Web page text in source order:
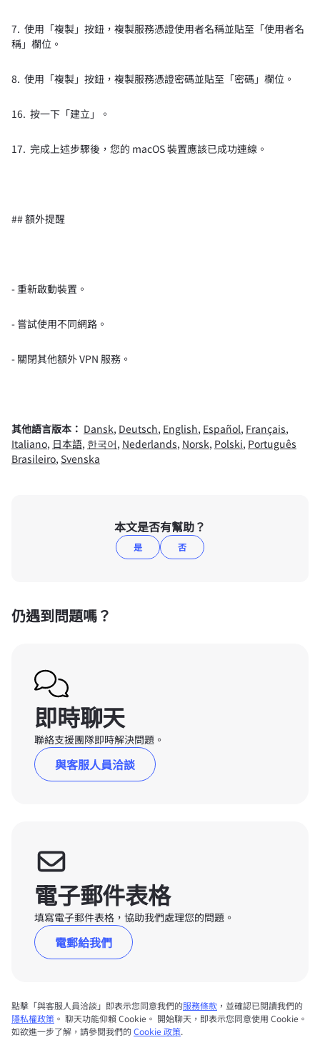
7. 使用「複製」按鈕，複製服務憑證使用者名稱並貼至「使用者名
稱」欄位。
8. 使用「複製」按鈕，複製服務憑證密碼並貼至「密碼」欄位。
16. 按一下「建立」。
17. 完成上述步驟後，您的 macOS 裝置應該已成功連線。
## 額外提醒
- 重新啟動裝置。
- 嘗試使用不同網路。
- 關閉其他額外 VPN 服務。
其他語言版本： Dansk, Deutsch, English, Español, Français,
Italiano, 日本語, 한국어, Nederlands, Norsk, Polski, Português
Brasileiro, Svenska
本文是否有幫助？
是 否
仍遇到問題嗎？
即時聊天
聯絡支援團隊即時解決問題。
與客服人員洽談
電子郵件表格
填寫電子郵件表格，協助我們處理您的問題。
電郵給我們
點擊「與客服人員洽談」即表示您同意我們的服務條款 ，並確認已閱讀我們的
隱私權政策 。 聊天功能仰賴 Cookie。 開始聊天，即表示您同意使用 Cookie。
如欲進一步了解，請參閱我們的 Cookie 政策.